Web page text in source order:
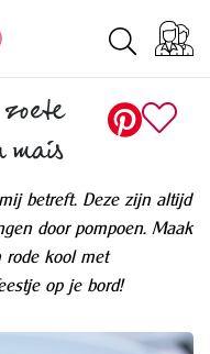
mais
betreft. Deze zijn altijd
door pompoen. Maak
kool met
op je bord!